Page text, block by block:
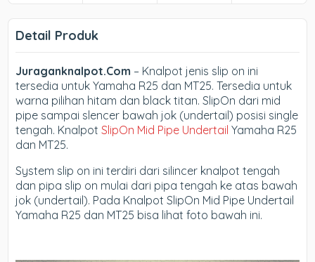
Detail Produk
Juraganknalpot.Com – Knalpot jenis slip on ini
tersedia untuk Yamaha R25 dan MT25. Tersedia untuk
warna pilihan hitam dan black titan. SlipOn dari mid
pipe sampai slencer bawah jok (undertail) posisi single
tengah. KnalpotSlipOn Mid Pipe Undertail Yamaha R25
dan MT25.
System slip on ini terdiri dari silincer knalpot tengah
dan pipa slip on mulai dari pipa tengah ke atas bawah
jok (undertail). Pada Knalpot SlipOn Mid Pipe Undertail
Yamaha R25 dan MT25 bisa lihat foto bawah ini.